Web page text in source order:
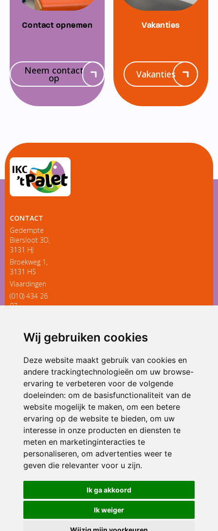
Wij gebruiken cookies
Deze website maakt gebruik van cookies en
andere trackingtechnologieën om uw browse-
ervaring te verbeteren voor de volgende
doeleinden: om de basisfunctionaliteit van de
website mogelijk te maken, om een betere
ervaring op de website te bieden, om uw
interesse in onze producten en diensten te
meten en marketinginteracties te
personaliseren, om advertenties weer te
geven die relevanter voor u zijn.
Ik ga akkoord
Ik weiger
Contact opnemen
Neem contact
op
Vakanties
Vakanties
CONTACT
Gedempte
Biersloot 3D,
3131 HJ
Broekweg 1,
3131 HS
Vlaardingen
(010) 434 26
97
ONDERDEEL VAN
© 2026 IKC ’t Palet | Alle rechten voorbehouden
Privacy policy|Disclaimer| Klachtenregeling|RSIN en Anbi
voorkeuren
Crealisatie The MindOffice